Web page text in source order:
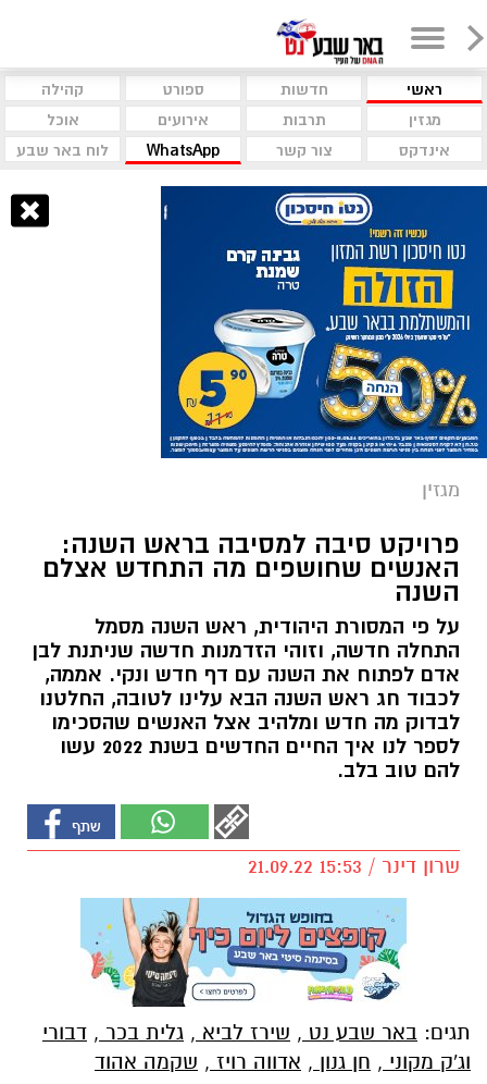
ראשי חדשות ספורט
קהילה
מגזין
תרבות אירועים
אוכל
אינדקס
צור קשר WhatsApp לוח באר שבע
מגזין
פרויקט סיבה למסיבה בראש השנה:
האנשים שחושפים מה התחדש אצלם
השנה
על פי המסורת היהודית, ראש השנה מסמל
התחלה חדשה, וזוהי הזדמנות חדשה שניתנת לבן
אדם לפתוח את השנה עם דף חדש ונקי. אממה,
לכבוד חג ראש השנה הבא עלינו לטובה, החלטנו
לבדוק מה חדש ומלהיב אצל האנשים שהסכימו
לספר לנו איך החיים החדשים בשנת 2022 עשו
להם טוב בלב.
שרון דינר / 15:53 21.09.22
תגים: באר שבע נט , שירז לביא , גלית בכר , דבורי
וג'ק מקוני , חן גנון , אדווה רויז , שקמה אהוד